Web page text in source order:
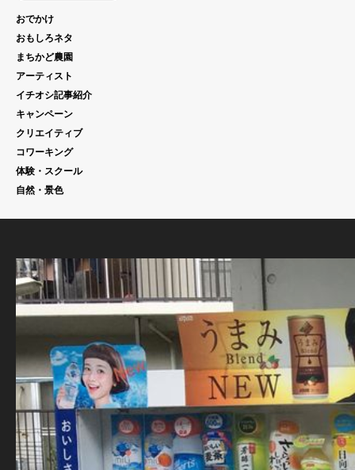
おでかけ
おもしろネタ
まちかど農園
アーティスト
イチオシ記事紹介
キャンペーン
クリエイティブ
コワーキング
体験・スクール
自然・景色